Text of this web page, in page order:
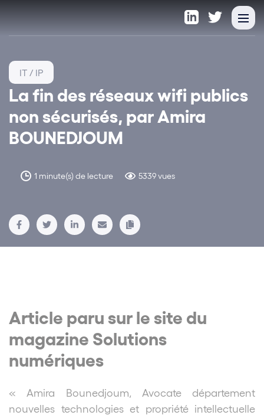
La fin des réseaux wifi publics
non sécurisés, par Amira
BOUNEDJOUM
1 minute(s) de lecture 5339 vues
IT / IP
Article paru sur le site du
magazine Solutions
numériques
« Amira Bounedjoum, Avocate département
nouvelles technologies et propriété intellectuelle